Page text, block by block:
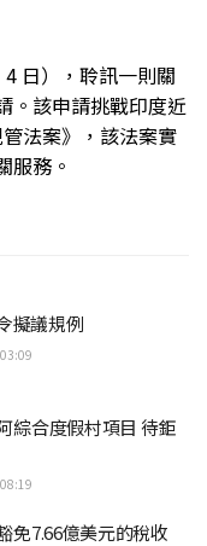
日），聆訊一則關
。該申請挑戰印度近
法案》，該法案實
服務。
擬議規例
綜合度假村項目 待鉅
免7.66億美元的稅收